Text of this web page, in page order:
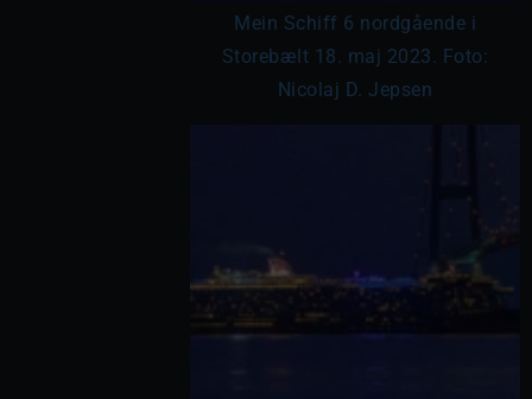
Mein Schiff 6 nordgående i
Storebælt 18. maj 2023. Foto:
Nicolaj D. Jepsen